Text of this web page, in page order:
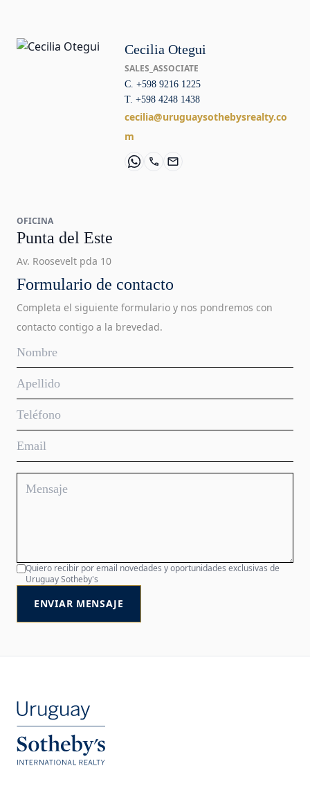
Cecilia Otegui
SALES_ASSOCIATE
C. +598 9216 1225
T. +598 4248 1438
cecilia@uruguaysothebysrealty.co
m
OFICINA
Punta del Este
Av. Roosevelt pda 10
Formulario de contacto
Completa el siguiente formulario y nos pondremos con
contacto contigo a la brevedad.
Quiero recibir por email novedades y oportunidades exclusivas de
Uruguay Sotheby's
ENVIAR MENSAJE